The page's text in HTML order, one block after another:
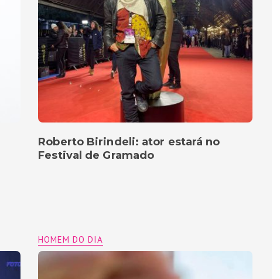
Roberto Birindeli: ator estará no
Festival de Gramado
HOMEM DO DIA